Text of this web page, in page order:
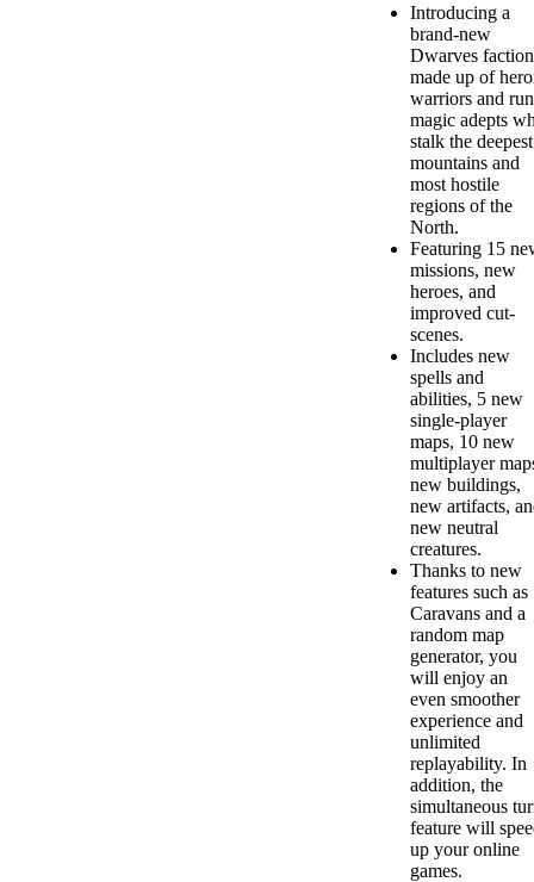
Introducing a
brand-new
Dwarves
made up of
warriors and
magic adepts
stalk the deepest
mountains and
most hostile
regions of the
North.
Featuring 15
missions, new
heroes, and
improved cut-
scenes.
Includes new
spells and
abilities, 5 new
single-player
maps, 10 new
multiplayer
new buildings,
new artifacts,
new neutral
creatures.
Thanks to new
features such as
Caravans and a
random map
generator, you
will enjoy an
even smoother
experience and
unlimited
replayability. In
addition, the
simultaneous
feature will
up your online
games.